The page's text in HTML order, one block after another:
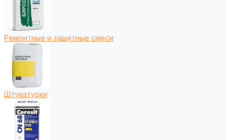
Ремонтные и защитные смеси
Штукатурки